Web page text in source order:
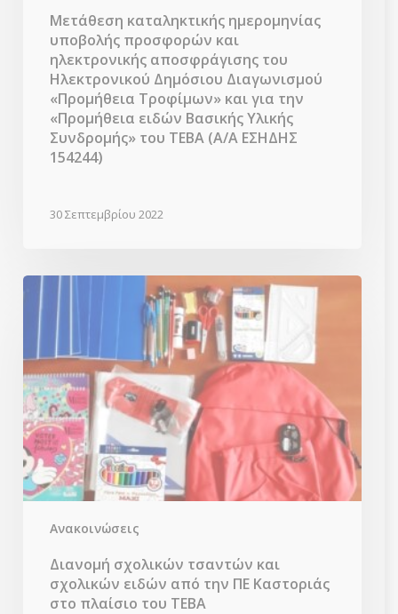
ΤΕΒΑ
ΕΣΗΔΗΣ
154244)
Μετάθεση καταληκτικής ημερομηνίας
υποβολής προσφορών και
ηλεκτρονικής αποσφράγισης του
Ηλεκτρονικού Δημόσιου Διαγωνισμού
«Προμήθεια Τροφίμων» και για την
«Προμήθεια ειδών Βασικής Υλικής
Συνδρομής» του ΤΕΒΑ (Α/Α ΕΣΗΔΗΣ
154244)
30 Σεπτεμβρίου 2022
Ανακοινώσεις
Διανομή
σχολικών
τσαντών
και
σχολικών
ειδών
από
την
ΠΕ
Καστοριάς
στο
πλαίσιο
του
Διανομή σχολικών τσαντών και
σχολικών ειδών από την ΠΕ Καστοριάς
στο πλαίσιο του ΤΕΒΑ